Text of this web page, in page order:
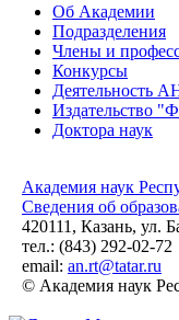
Об Академии
Подразделения
Члены и
Конкурсы
Деятельность
Издательство
Доктора наук
Академия наук
Сведения об
420111, Казань, ул.
тел.: (843) 292-02-72
email: an.rt@tatar.ru
© Академия наук